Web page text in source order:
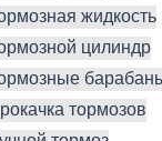
жидкость
цилиндр
тормозов